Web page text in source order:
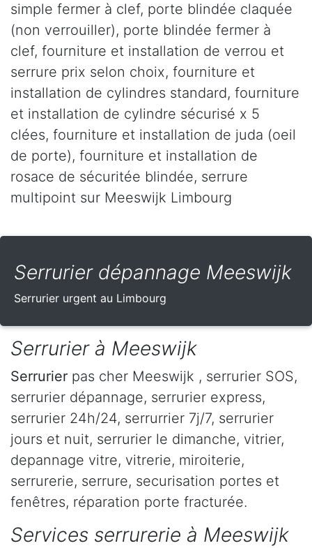
simple fermer à clef, porte blindée claquée
(non verrouiller), porte blindée fermer à
clef, fourniture et installation de verrou et
serrure prix selon choix, fourniture et
installation de cylindres standard, fourniture
et installation de cylindre sécurisé x 5
clées, fourniture et installation de juda (oeil
de porte), fourniture et installation de
rosace de sécuritée blindée, serrure
multipoint sur Meeswijk Limbourg
Serrurier dépannage Meeswijk
Serrurier urgent au Limbourg
Serrurier à Meeswijk
Serrurier pas cher Meeswijk , serrurier SOS,
serrurier dépannage, serrurier express,
serrurier 24h/24, serrurrier 7j/7, serrurier
jours et nuit, serrurier le dimanche, vitrier,
depannage vitre, vitrerie, miroiterie,
serrurerie, serrure, securisation portes et
fenêtres, réparation porte fracturée.
Services serrurerie à Meeswijk